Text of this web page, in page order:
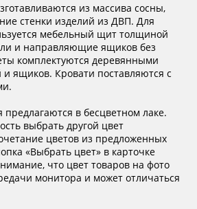
из массива сосны,
стенки изделий из ДВП. Для
мебельный щит толщиной
и направляющие ящиков без
комплектуются деревянными
ящиков. Кровати поставляются с
предлагаются в бесцветном лаке.
выбрать другой цвет
цветов из предложенных
«Выбрать цвет» в карточке
что цвет товаров на фото
монитора и может отличаться